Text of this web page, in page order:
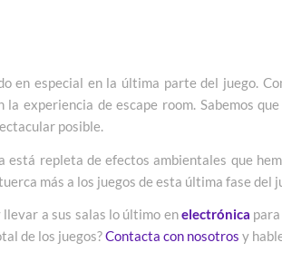
en especial en la última parte del juego.
experiencia de escape room. Sabemos
posible.
repleta de efectos ambientales que
más a los juegos de esta última fase del
a sus salas lo último enelectrónica
de los juegos?Contacta con nosotros y